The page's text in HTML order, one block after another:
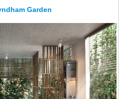
Garden